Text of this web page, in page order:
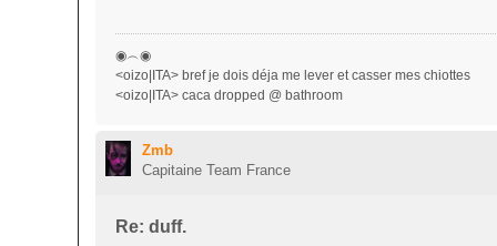
g
e
◉︵◉
<oizo|ITA> bref je dois déja me lever et casser mes chiottes
<oizo|ITA> caca dropped @ bathroom
Zmb
Capitaine Team France
Re: duff.